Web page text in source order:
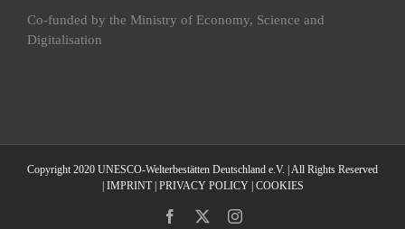
Co-funded by the Ministry of Economy, Science and
Digitalisation
Copyright 2020 UNESCO-Welterbestätten Deutschland e.V. | All Rights Reserved
IMPRINT| PRIVACY POLICY| COOKIES
Facebook Instagram